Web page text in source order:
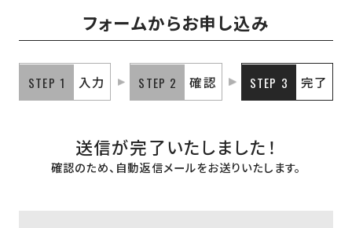
お電話はこちら
0548-33-9605
フォームからお申し込み
STEP 1 入力 STEP 2 確認 STEP 3 完了
送信が完了いたしました！
確認のため、自動返信メールをお送りいたします。